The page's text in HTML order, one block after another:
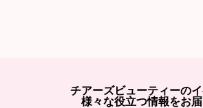
チアーズビューティーの
様々な役立つ情報をお届